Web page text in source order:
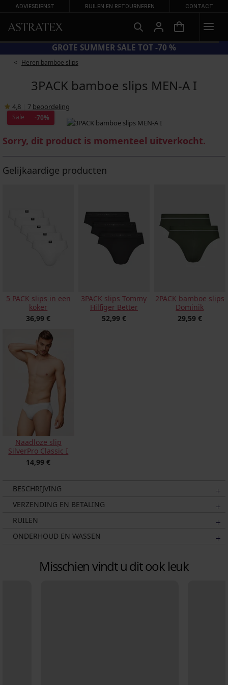
ADVIESDIENST RUILEN EN RETOURNEREN CONTACT
GROTE SUMMER SALE TOT -70 %
Heren bamboe slips
3PACK bamboe slips MEN-A I
4,8 7 beoordeling
Sale -70%
Sorry, dit product is momenteel uitverkocht.
Gelijkaardige producten
5 PACK slips in een
koker
36,99 €
3PACK slips Tommy
Hilfiger Better
52,99 €
2PACK bamboe slips
Dominik
29,59 €
Naadloze slip
SilverPro Classic I
14,99 €
BESCHRIJVING
VERZENDING EN BETALING
RUILEN
ONDERHOUD EN WASSEN
Misschien vindt u dit ook leuk